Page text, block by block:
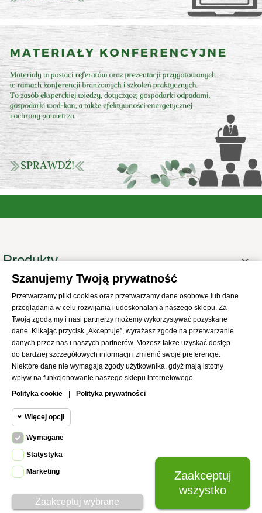
Produkty 
Informacje
Twoje konto 
Informacje o sklepie
Szanujemy Twoją prywatność
Przetwarzamy pliki cookies oraz przetwarzamy dane osobowe lub dane
przeglądania w celu rozwijania i udoskonalania naszego sklepu. Za
Twoją zgodą my i nasi partnerzy możemy wykorzystywać pozyskane
dane. Klikając przycisk „Akceptuję”, wyrażasz zgodę na przetwarzanie
danych przez nas i naszych partnerów. Możesz także uzyskać dostęp
do bardziej szczegółowych informacji i zmienić swoje preferencje.
Niektóre dane nie wymagają zgody użytkownika, gdyż mają istotny
wpływ na funkcjonowanie naszego sklepu internetowego.
Polityka cookie
Polityka prywatności
Więcej opcji
Wymagane
Wymagane pliki cookie oraz cookie
HttpOnly. Pliki cookie wymagane do
przeglądania witryny i korzystania z jej
podstawowych funkcji. Te pliki cookie
Cookie
Wymagane
Statystyka
Marketing
Zaakceptuj wybrane
Zaakceptuj
wszystko
© 2021SKLEP AbrysAll Rights Reserved